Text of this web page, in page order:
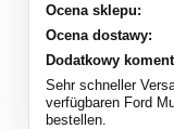
Ocena sklepu:
Ocena dostawy:
Dodatkowy
Sehr schneller
verfügbaren Ford
bestellen.